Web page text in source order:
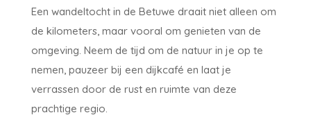
Een wandeltocht in de Betuwe draait niet alleen om
de kilometers, maar vooral om genieten van de
omgeving. Neem de tijd om de natuur in je op te
nemen, pauzeer bij een dijkcafé en laat je
verrassen door de rust en ruimte van deze
prachtige regio.